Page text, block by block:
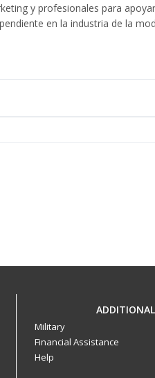
y profesionales para
en la industria de la
Military
Financial Assistance
Help